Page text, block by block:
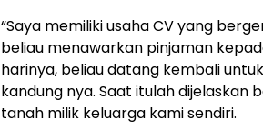
“Saya memiliki usaha CV yang
beliau menawarkan pinjaman
harinya, beliau datang kembali
kandung nya. Saat itulah dijelaskan
tanah milik keluarga kami sendiri.